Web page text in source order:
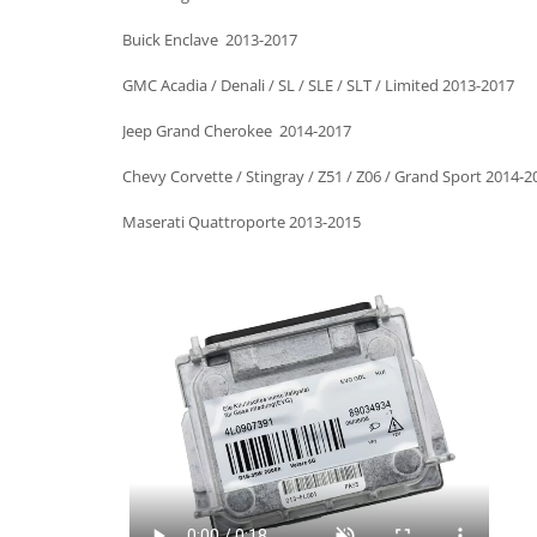
Buick Enclave 2013-2017
GMC Acadia / Denali / SL / SLE / SLT / Limited 2013-2017
Jeep Grand Cherokee 2014-2017
Chevy Corvette / Stingray / Z51 / Z06 / Grand Sport 2014-
Maserati Quattroporte 2013-2015